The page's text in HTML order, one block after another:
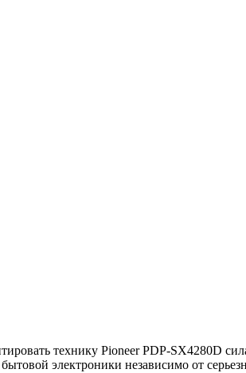
технику Pioneer PDP-SX4280D
электроники независимо от